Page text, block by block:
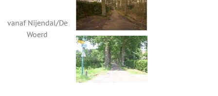
vanaf Nijendal/De
Woerd